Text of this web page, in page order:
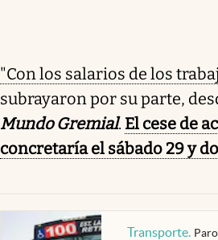
"Con los salarios de los
subrayaron por su parte,
Mundo Gremial. El cese de
concretaría el sábado 29 y
Transporte.